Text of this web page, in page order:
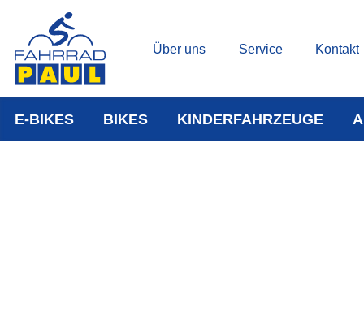
Über uns Service Kontakt
E-BIKES BIKES KINDERFAHRZEUGE